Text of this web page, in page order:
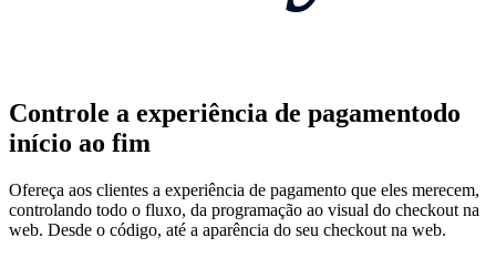
Controle a experiência de pagamentodo
início ao fim
Ofereça aos clientes a experiência de pagamento que eles merecem,
controlando todo o fluxo, da programação ao visual do checkout na
web. Desde o código, até a aparência do seu checkout na web.